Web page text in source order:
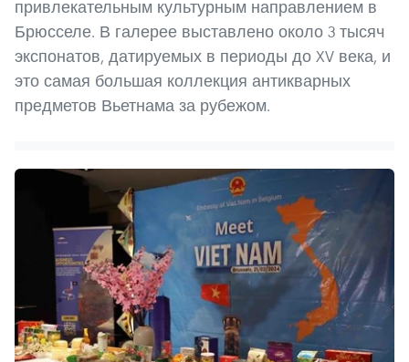
привлекательным культурным направлением в
Брюсселе. В галерее выставлено около 3 тысяч
экспонатов, датируемых в периоды до XV века, и
это самая большая коллекция антикварных
предметов Вьетнама за рубежом.